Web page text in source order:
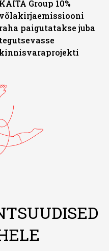
KAITA Group 10%
võlakirjaemissiooni
raha paigutatakse juba
tegutsevasse
kinnisvaraprojekti